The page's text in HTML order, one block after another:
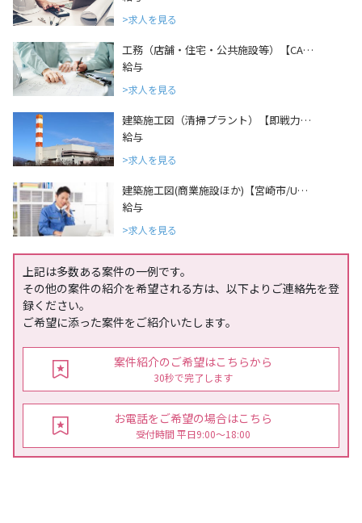
求人を見る
工務（店舗・住宅・公共施設等）【CA…
給与
求人を見る
建築施工図（清掃プラント）【即戦力…
給与
求人を見る
建築施工図(商業施設ほか)【宮崎市/U…
給与
求人を見る
上記は多数ある案件の一例です。
その他の案件の紹介を希望される方は、以下よりご連絡先を登
録ください。
ご希望に添った案件をご紹介いたします。
案件紹介のご希望はこちらから
30秒で完了します
お電話をご希望の場合はこちら
受付時間 平日9:00〜18:00